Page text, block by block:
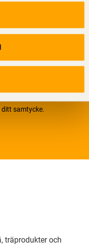
ditt samtycke.
träprodukter och